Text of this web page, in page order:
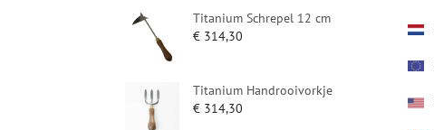
Titanium Schrepel 12 cm
€ 314,30
Titanium Handrooivorkje
€ 314,30